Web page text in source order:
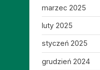
marzec 2025
luty 2025
styczeń 2025
grudzień 2024